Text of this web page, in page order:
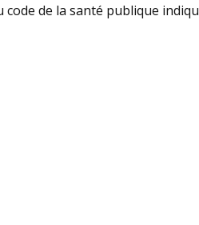
code de la santé publique